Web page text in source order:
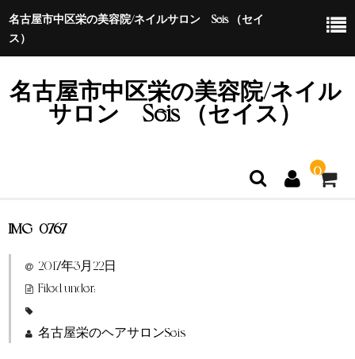
名古屋市中区栄の美容院/ネイルサロン Seis （セイ
ス）
名古屋市中区栄の美容院/ネイル
サロン Seis （セイス）
0
ホーム
特定商取引法に基づく表示
IMG_0767
2017年3月22日
Filed under:
名古屋栄のヘアサロンSeis